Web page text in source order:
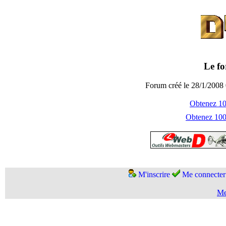
Le
Forum créé le 28/1/
Obtenez
Obtenez
M'inscrire Me connecter